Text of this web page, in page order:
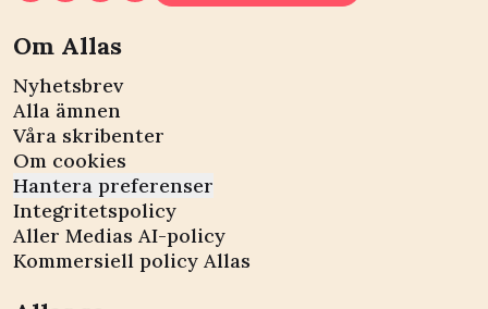
Om Allas
Nyhetsbrev
Alla ämnen
Våra skribenter
Om cookies
Hantera preferenser
Integritetspolicy
Aller Medias AI-policy
Kommersiell policy Allas